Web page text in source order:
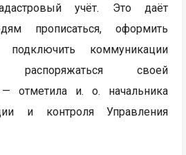
учёт. Это даёт
прописаться, оформить
подключить коммуникации
своей
— отметила и. о. начальника
и контроля Управления